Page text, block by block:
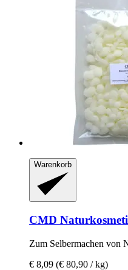
Warenkorb
CMD
Zum Selbermachen von
€ 8,09 (€ 80,90 / kg)